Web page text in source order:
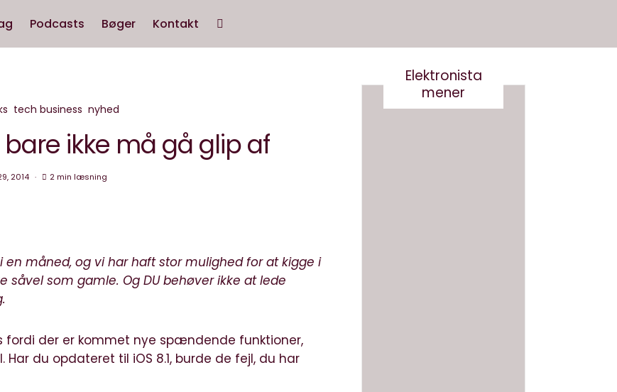
Podcasts Bøger Kontakt
tech business nyhed
bare ikke må gå glip af
2014 2 min læsning
måned, og vi har haft stor mulighed for at kigge i
som gamle. Og DU behøver ikke at lede
fordi der er kommet nye spændende funktioner,
du opdateret til iOS 8.1, burde de fejl, du har
Elektronista
mener